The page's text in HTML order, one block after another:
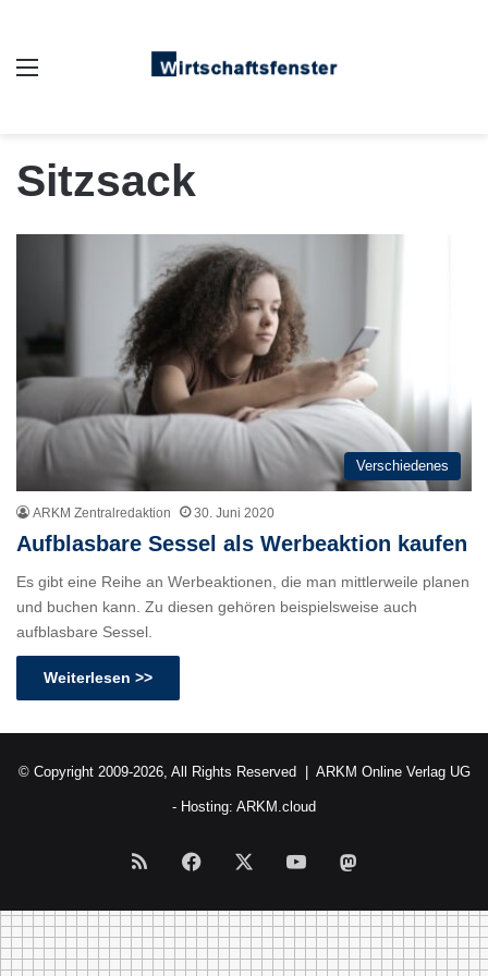
Sitzsack
Verschiedenes
ARKM Zentralredaktion 30. Juni 2020
Aufblasbare Sessel als Werbeaktion kaufen
Es gibt eine Reihe an Werbeaktionen, die man mittlerweile planen
und buchen kann. Zu diesen gehören beispielsweise auch
aufblasbare Sessel.
Weiterlesen >>
© Copyright 2009-2026, All Rights Reserved | ARKM Online Verlag UG
- Hosting: ARKM.cloud
RSS Facebook YouTube